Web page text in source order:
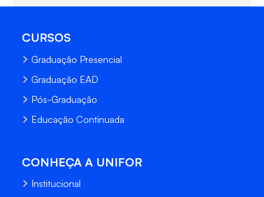
CURSOS
Graduação Presencial
Graduação EAD
Pós-Graduação
Educação Continuada
CONHEÇA A UNIFOR
Institucional